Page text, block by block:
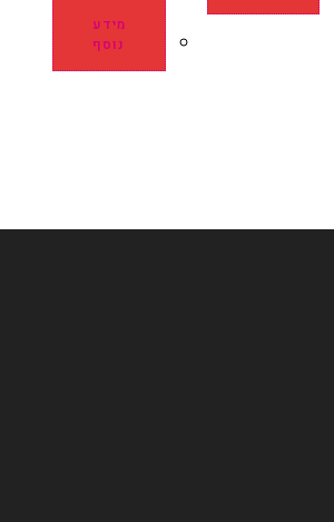
מידע
נוסף